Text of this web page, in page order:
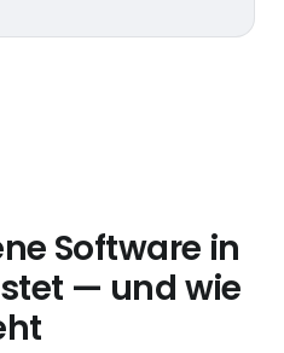
Software in
— und wie